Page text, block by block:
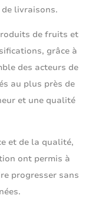
livraisons.
de fruits et
grâce à
des acteurs de
au plus près de
et une qualité
et de la qualité,
ont permis à
progresser sans